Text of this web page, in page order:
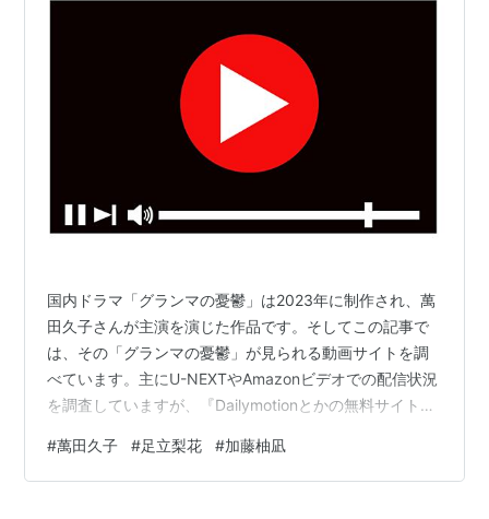
国内ドラマ「グランマの憂鬱」は2023年に制作され、萬
田久子さんが主演を演じた作品です。そしてこの記事で
は、その「グランマの憂鬱」が見られる動画サイトを調
べています。主にU-NEXTやAmazonビデオでの配信状況
を調査していますが、『Dailymotionとかの無料サイトに
う方向けに、無料動画サイトのリンクも載せています。
動画があったとしても違法アップロードされた動画ばか
#萬田久子 #足立梨花 #加藤柚凪